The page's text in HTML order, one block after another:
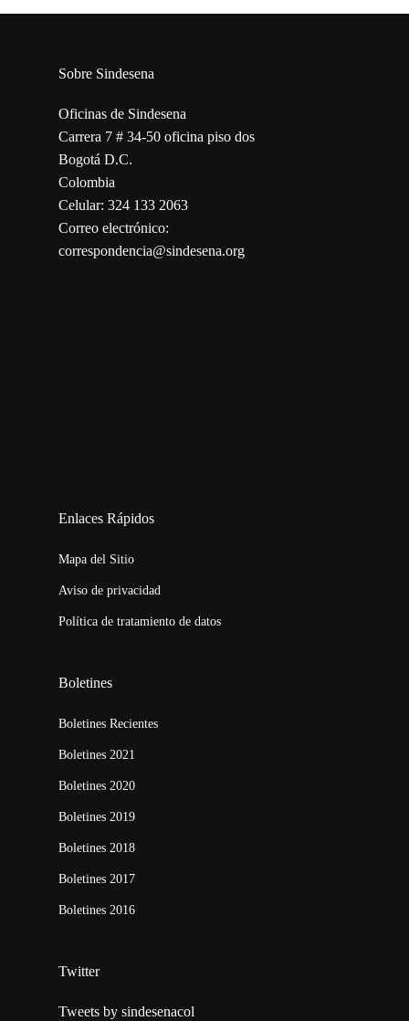
Sobre Sindesena
Oficinas de Sindesena
Carrera 7 # 34-50 oficina piso dos
Bogotá D.C.
Colombia
Celular: 324 133 2063
Correo electrónico:
correspondencia@sindesena.org
Enlaces Rápidos
Mapa del Sitio
Aviso de privacidad
Política de tratamiento de datos
Boletines
Boletines Recientes
Boletines 2021
Boletines 2020
Boletines 2019
Boletines 2018
Boletines 2017
Boletines 2016
Twitter
Tweets by sindesenacol